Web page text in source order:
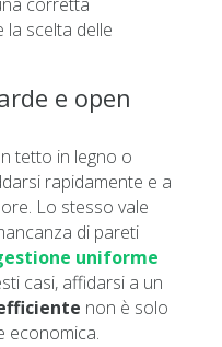
la scelta delle
e open
tetto in legno o
rapidamente e a
Lo stesso vale
di pareti
uniforme
casi, affidarsi a un
non è solo
economica.